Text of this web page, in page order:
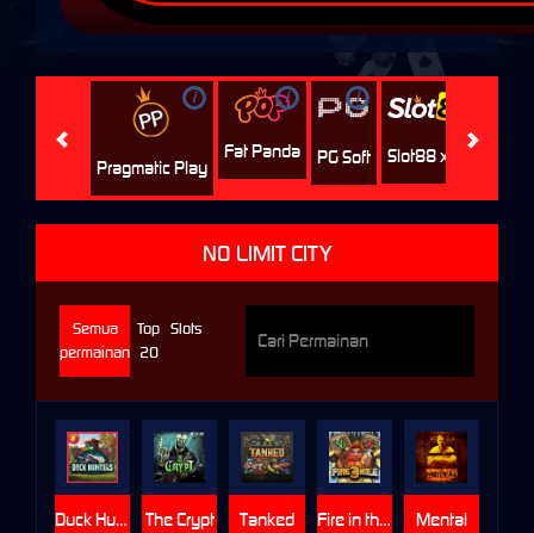
i
Pragmatic Play
i
Fat Panda
i
PG Soft Slot88 x PP
NO LIMIT CITY
Semua
permainan
Top
20
Slots
Duck Hunters Fire in the Hole 3 Mental
The Crypt Tanked